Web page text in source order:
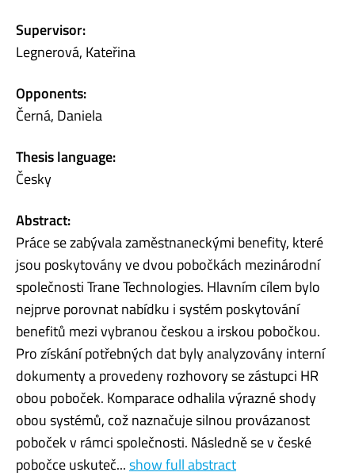
Supervisor:
Legnerová, Kateřina
Opponents:
Černá, Daniela
Thesis language:
Česky
Abstract:
Práce se zabývala zaměstnaneckými benefity, které
jsou poskytovány ve dvou pobočkách mezinárodní
společnosti Trane Technologies. Hlavním cílem bylo
nejprve porovnat nabídku i systém poskytování
benefitů mezi vybranou českou a irskou pobočkou.
Pro získání potřebných dat byly analyzovány interní
dokumenty a provedeny rozhovory se zástupci HR
obou poboček. Komparace odhalila výrazné shody
obou systémů, což naznačuje silnou provázanost
poboček v rámci společnosti. Následně se v české
pobočce uskuteč...show full abstract